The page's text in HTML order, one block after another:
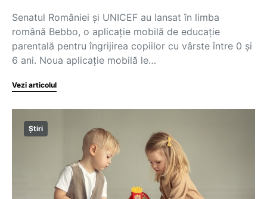
Senatul României și UNICEF au lansat în limba
română Bebbo, o aplicație mobilă de educație
parentală pentru îngrijirea copiilor cu vârste între 0 și
6 ani. Noua aplicație mobilă le…
Vezi articolul
Știri